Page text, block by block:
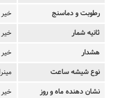
رطوبت و دماسنج
خیر
ثانیه شمار
خیر
هشدار
خیر
نوع شیشه ساعت
نشان دهنده ماه و روز
خیر